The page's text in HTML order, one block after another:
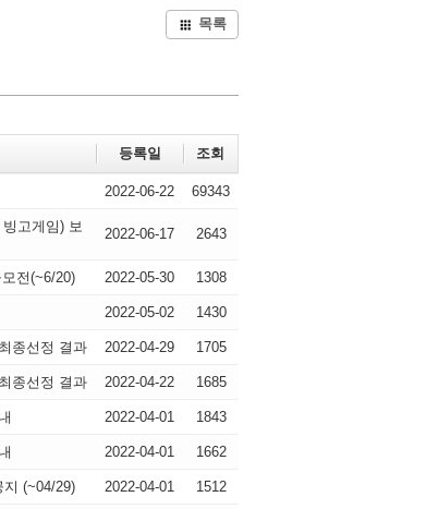
목록
등록일 조회
2022-06-22 69343
고게임) 보
2022-06-17 2643
전(~6/20) 2022-05-30 1308
2022-05-02 1430
종선정 결과 2022-04-29 1705
종선정 결과 2022-04-22 1685
2022-04-01 1843
2022-04-01 1662
(~04/29) 2022-04-01 1512